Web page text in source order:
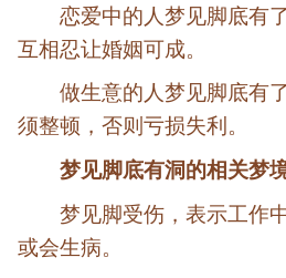
恋爱中的人梦见脚底有
互相忍让婚姻可成。
做生意的人梦见脚底有
须整顿，否则亏损失利。
梦见脚底有洞的相关梦
梦见脚受伤，表示工作
或会生病。